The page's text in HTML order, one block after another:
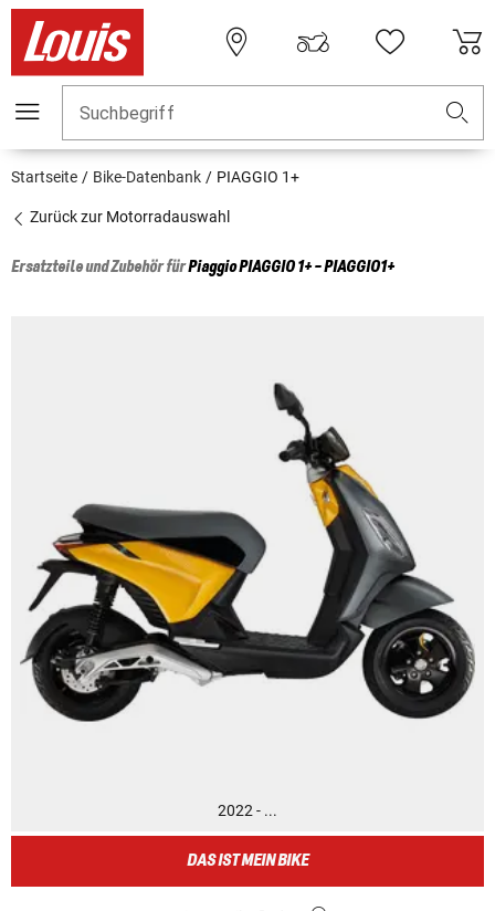
Suchbegriff
Startseite Bike-Datenbank PIAGGIO 1+
Zurück zur Motorradauswahl
Ersatzteile und Zubehör fürPiaggioPIAGGIO 1+ - PIAGGIO1+
2022 - ...
DAS IST MEIN BIKE